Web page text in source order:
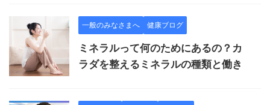
一般のみなさまへ 健康ブログ
ミネラルって何のためにあるの？カ
ラダを整えるミネラルの種類と働き